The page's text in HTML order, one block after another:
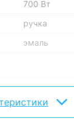
700 Вт
ручка
эмаль
отсутствуют
есть